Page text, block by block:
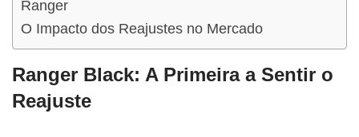
Ranger
O Impacto dos Reajustes no Mercado
Ranger Black: A Primeira a Sentir o
Reajuste